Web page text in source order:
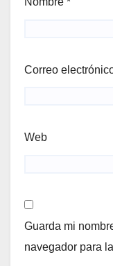
Correo
Web
Guarda mi
navegador para